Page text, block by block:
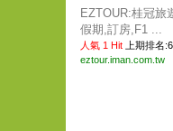
EZTOUR:桂冠旅
假期,訂房,F1 ...
人氣 1 Hit 上期排名
eztour.iman.com.tw